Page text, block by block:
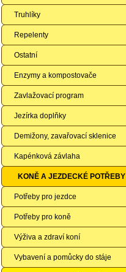
Truhlíky
Repelenty
Ostatní
Enzymy a kompostovače
Zavlažovací program
Jezírka doplňky
Demižony, zavařovací sklenice
Kapénková závlaha
KONĚ A JEZDECKÉ POTŘEBY
Potřeby pro jezdce
Potřeby pro koně
Výživa a zdraví koní
Vybavení a pomůcky do stáje